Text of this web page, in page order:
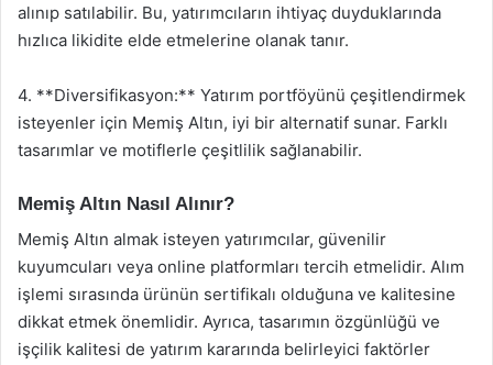
alınıp satılabilir. Bu, yatırımcıların ihtiyaç duyduklarında
hızlıca likidite elde etmelerine olanak tanır.
4. **Diversifikasyon:** Yatırım portföyünü çeşitlendirmek
isteyenler için Memiş Altın, iyi bir alternatif sunar. Farklı
tasarımlar ve motiflerle çeşitlilik sağlanabilir.
Memiş Altın Nasıl Alınır?
Memiş Altın almak isteyen yatırımcılar, güvenilir
kuyumcuları veya online platformları tercih etmelidir. Alım
işlemi sırasında ürünün sertifikalı olduğuna ve kalitesine
dikkat etmek önemlidir. Ayrıca, tasarımın özgünlüğü ve
işçilik kalitesi de yatırım kararında belirleyici faktörler